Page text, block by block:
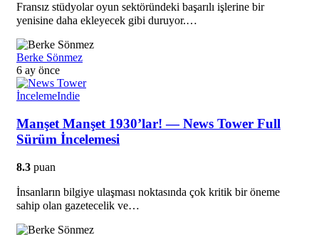
Fransız stüdyolar oyun sektöründeki başarılı işlerine bir
yenisine daha ekleyecek gibi duruyor.…
Berke Sönmez
6 ay önce
İncelemeIndie
Manşet Manşet 1930’lar! — News Tower Full
Sürüm İncelemesi
8.3 puan
İnsanların bilgiye ulaşması noktasında çok kritik bir öneme
sahip olan gazetecelik ve…